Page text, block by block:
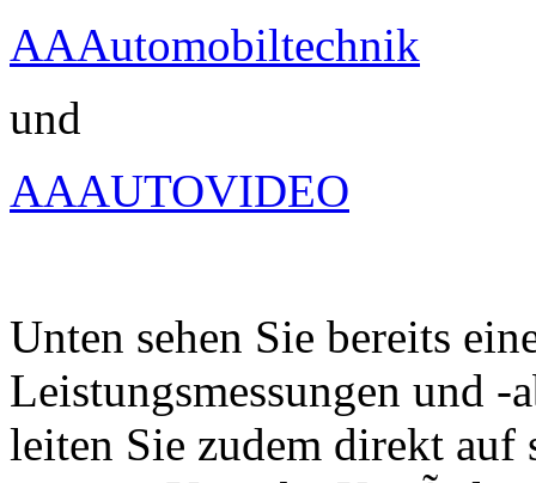
AAAutomobiltechnik
und
AAAUTOVIDEO
Unten sehen Sie bereits
Leistungsmessungen und -
leiten Sie zudem direkt auf